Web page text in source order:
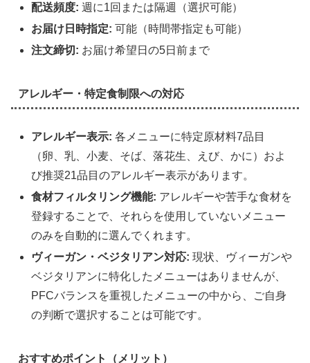
配送頻度: 週に1回または隔週（選択可能）
お届け日時指定: 可能（時間帯指定も可能）
注文締切: お届け希望日の5日前まで
アレルギー・特定食制限への対応
アレルギー表示: 各メニューに特定原材料7品目
（卵、乳、小麦、そば、落花生、えび、かに）およ
び推奨21品目のアレルギー表示があります。
食材フィルタリング機能: アレルギーや苦手な食材を
登録することで、それらを使用していないメニュー
のみを自動的に選んでくれます。
ヴィーガン・ベジタリアン対応: 現状、ヴィーガンや
ベジタリアンに特化したメニューはありませんが、
PFCバランスを重視したメニューの中から、ご自身
の判断で選択することは可能です。
おすすめポイント（メリット）